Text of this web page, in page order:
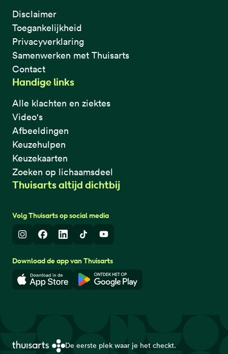
Disclaimer
Toegankelijkheid
Privacyverklaring
Samenwerken met Thuisarts
Contact
Handige links
Alle klachten en ziektes
Video's
Afbeeldingen
Keuzehulpen
Keuzekaarten
Zoeken op lichaamsdeel
Thuisarts altijd dichtbij
Volg Thuisarts op social media
InstagramFacebook
LinkedInTikTokYoutube
Download de app van Thuisarts
Download in de App StoreDownload in de Google Play
De eerste plek waar je het checkt.